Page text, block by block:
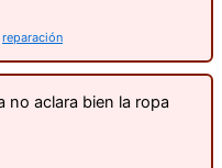
reparación